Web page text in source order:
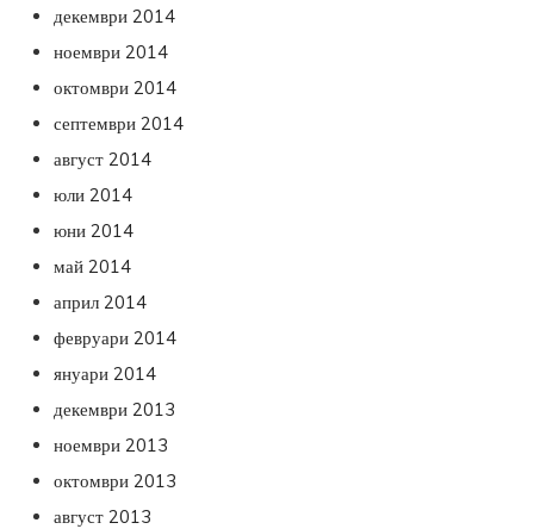
декември 2014
ноември 2014
октомври 2014
септември 2014
август 2014
юли 2014
юни 2014
май 2014
април 2014
февруари 2014
януари 2014
декември 2013
ноември 2013
октомври 2013
август 2013